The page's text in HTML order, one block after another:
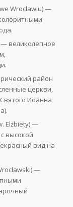
Wrocławiu) —
— великолепное
район
церкви,
Иоанна
Elżbiety) —
высокой
вид на
—